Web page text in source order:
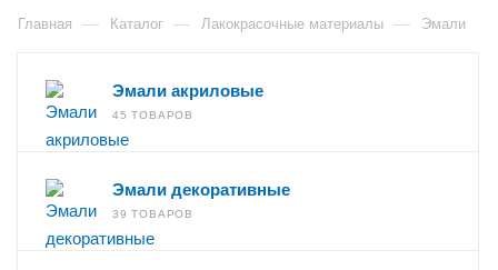
Главная — Каталог — Лакокрасочные материалы — Эмали
Эмали акриловые
45 ТОВАРОВ
Эмали декоративные
39 ТОВАРОВ